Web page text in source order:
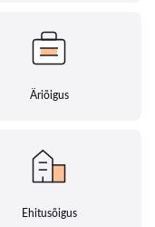
Äriõigus
Ehitusõigus